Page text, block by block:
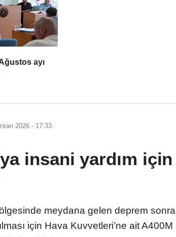
ayı
2026 - 17:33
insani yardım
meydana gelen deprem
için Hava Kuvvetleri’ne ait A400M